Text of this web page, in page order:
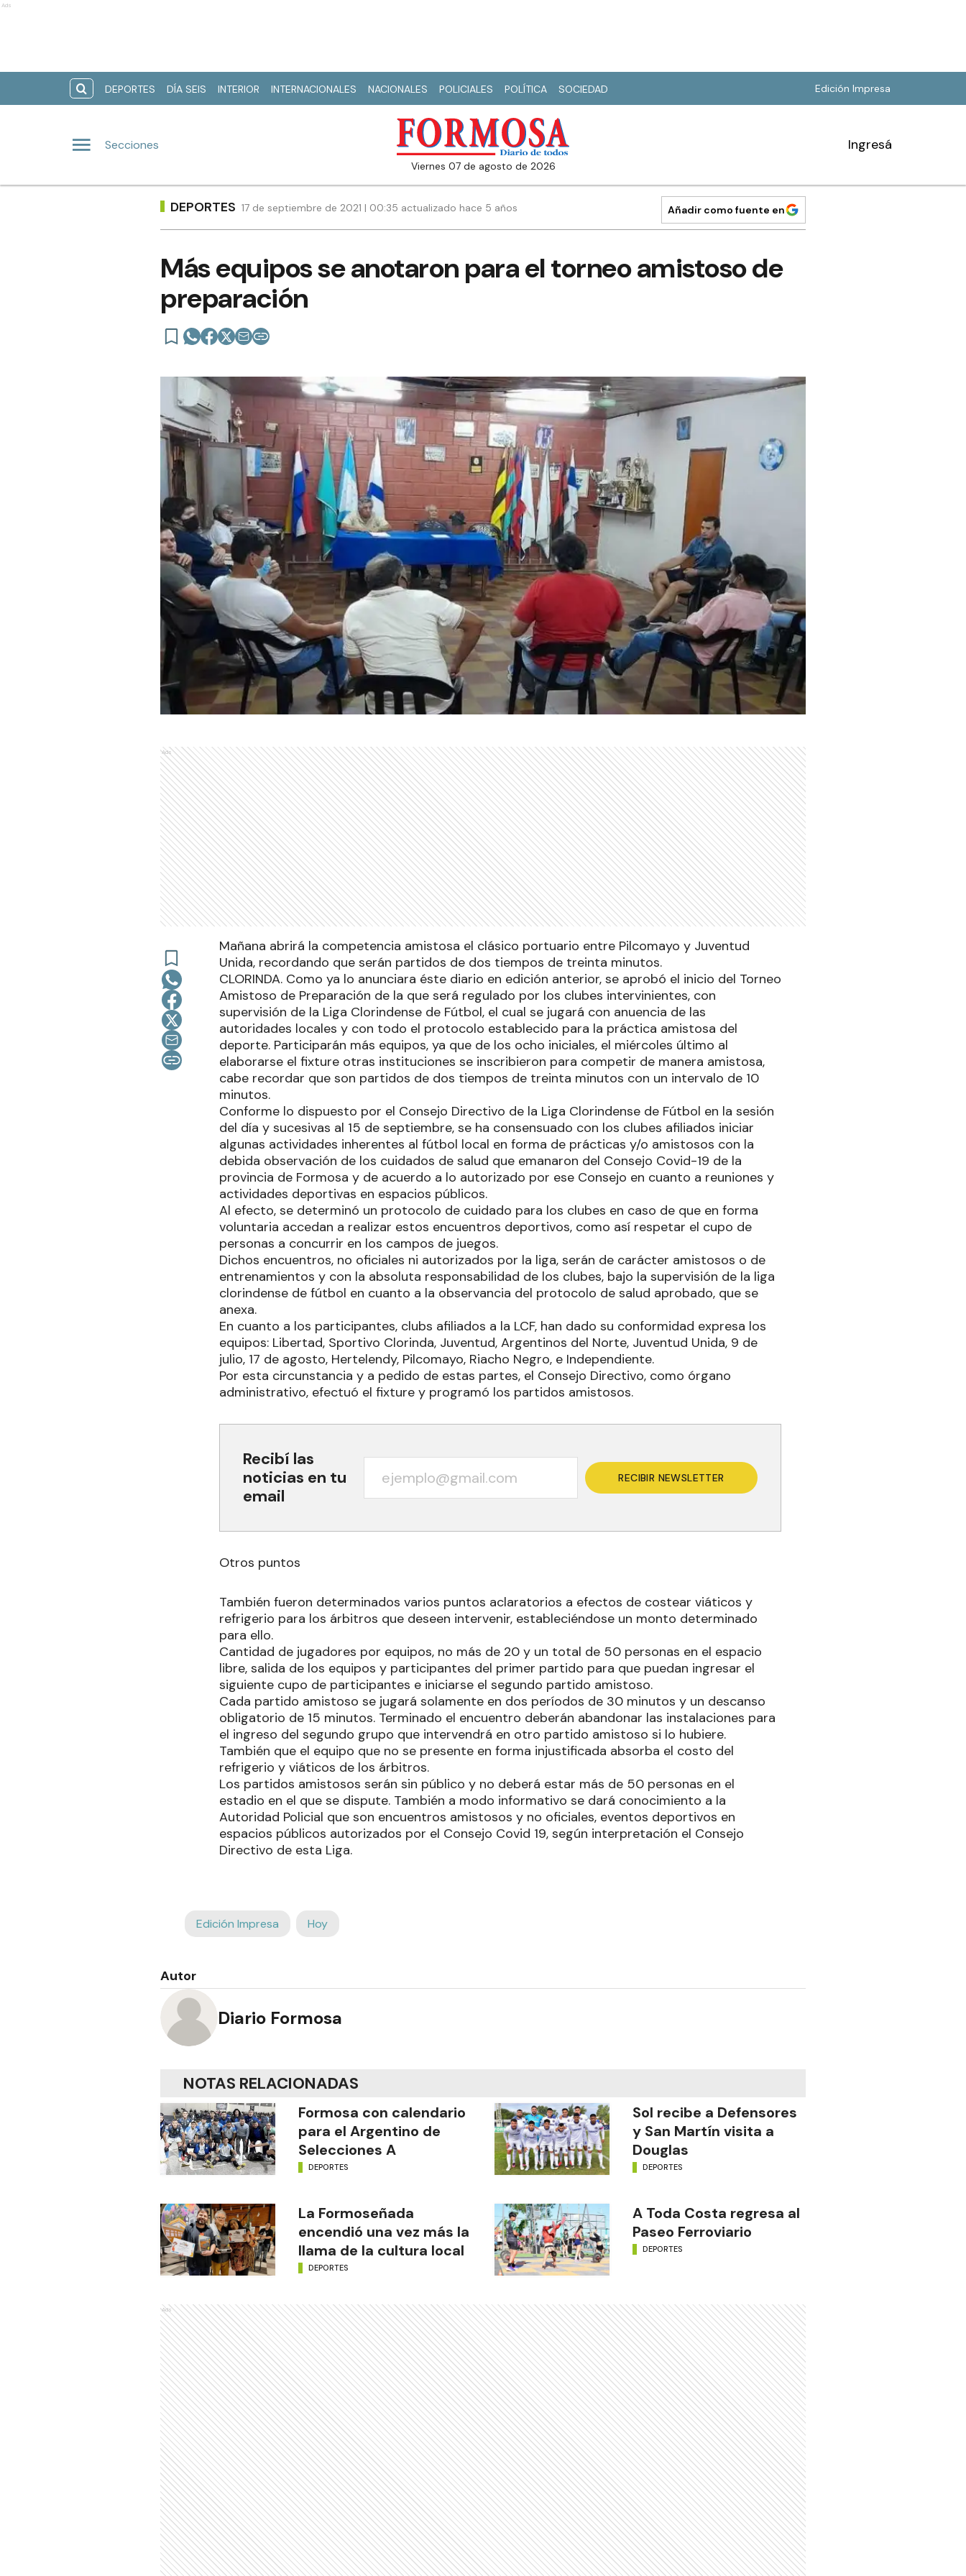
Ads
DEPORTES DÍA SEIS INTERIOR INTERNACIONALES NACIONALES POLICIALES POLÍTICA SOCIEDAD Edición Impresa
Secciones
viernes 07 de agosto de 2026
Ingresá
DEPORTES 17 de septiembre de 2021 | 00:35 actualizado hace 5 años Añadir como fuente en
Más equipos se anotaron para el torneo amistoso de
preparación
Ads
Mañana abrirá la competencia amistosa el clásico portuario entre Pilcomayo y Juventud
Unida, recordando que serán partidos de dos tiempos de treinta minutos.
CLORINDA. Como ya lo anunciara éste diario en edición anterior, se aprobó el inicio del Torneo
Amistoso de Preparación de la que será regulado por los clubes intervinientes, con
supervisión de la Liga Clorindense de Fútbol, el cual se jugará con anuencia de las
autoridades locales y con todo el protocolo establecido para la práctica amistosa del
deporte. Participarán más equipos, ya que de los ocho iniciales, el miércoles último al
elaborarse el fixture otras instituciones se inscribieron para competir de manera amistosa,
cabe recordar que son partidos de dos tiempos de treinta minutos con un intervalo de 10
minutos.
Conforme lo dispuesto por el Consejo Directivo de la Liga Clorindense de Fútbol en la sesión
del día y sucesivas al 15 de septiembre, se ha consensuado con los clubes afiliados iniciar
algunas actividades inherentes al fútbol local en forma de prácticas y/o amistosos con la
debida observación de los cuidados de salud que emanaron del Consejo Covid-19 de la
provincia de Formosa y de acuerdo a lo autorizado por ese Consejo en cuanto a reuniones y
actividades deportivas en espacios públicos.
Al efecto, se determinó un protocolo de cuidado para los clubes en caso de que en forma
voluntaria accedan a realizar estos encuentros deportivos, como así respetar el cupo de
personas a concurrir en los campos de juegos.
Dichos encuentros, no oficiales ni autorizados por la liga, serán de carácter amistosos o de
entrenamientos y con la absoluta responsabilidad de los clubes, bajo la supervisión de la liga
clorindense de fútbol en cuanto a la observancia del protocolo de salud aprobado, que se
anexa.
En cuanto a los participantes, clubs afiliados a la LCF, han dado su conformidad expresa los
equipos: Libertad, Sportivo Clorinda, Juventud, Argentinos del Norte, Juventud Unida, 9 de
julio, 17 de agosto, Hertelendy, Pilcomayo, Riacho Negro, e Independiente.
Por esta circunstancia y a pedido de estas partes, el Consejo Directivo, como órgano
administrativo, efectuó el fixture y programó los partidos amistosos.
Recibí las
noticias en tu
email
RECIBIR NEWSLETTER
Otros puntos
También fueron determinados varios puntos aclaratorios a efectos de costear viáticos y
refrigerio para los árbitros que deseen intervenir, estableciéndose un monto determinado
para ello.
Cantidad de jugadores por equipos, no más de 20 y un total de 50 personas en el espacio
libre, salida de los equipos y participantes del primer partido para que puedan ingresar el
siguiente cupo de participantes e iniciarse el segundo partido amistoso.
Cada partido amistoso se jugará solamente en dos períodos de 30 minutos y un descanso
obligatorio de 15 minutos. Terminado el encuentro deberán abandonar las instalaciones para
el ingreso del segundo grupo que intervendrá en otro partido amistoso si lo hubiere.
También que el equipo que no se presente en forma injustificada absorba el costo del
refrigerio y viáticos de los árbitros.
Los partidos amistosos serán sin público y no deberá estar más de 50 personas en el
estadio en el que se dispute. También a modo informativo se dará conocimiento a la
Autoridad Policial que son encuentros amistosos y no oficiales, eventos deportivos en
espacios públicos autorizados por el Consejo Covid 19, según interpretación el Consejo
Directivo de esta Liga.
Edición Impresa Hoy
Autor
Diario Formosa
NOTAS RELACIONADAS
Formosa con calendario
para el Argentino de
Selecciones A
DEPORTES
Sol recibe a Defensores
y San Martín visita a
Douglas
DEPORTES
La Formoseñada
encendió una vez más la
llama de la cultura local
DEPORTES
A Toda Costa regresa al
Paseo Ferroviario
DEPORTES
Ads